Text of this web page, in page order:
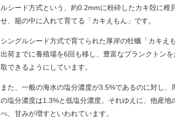
ルシード方式という、約0.2mmに粉砕したカキ殻に稚
せ、籠の中に入れて育てる「カキえもん」です。
シングルシード方式で育てられた厚岸の牡蠣「カキえも
出荷までに養殖場を6回も移し、豊富なプランクトン
取できるようにしています。
また、一般の海水の塩分濃度が3.5%であるのに対し、
の塩分濃度は1.3%と低塩分濃度。それゆえに、他産地
べ、甘みが増すといわれています。